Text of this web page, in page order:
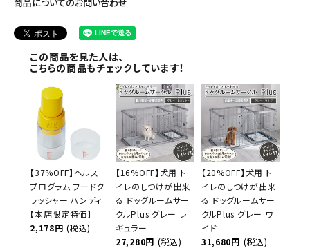
この商品を見た人は、
こちらの商品もチェックしています！
【37%OFF】ヘルス
プログラム フードク
ラッシャー ハンディ
【本店限定特価】
2,178円 (税込)
【16%OFF】犬用 ト
イレのしつけが出来
る ドッグルームサー
クルPlus グレー レ
ギュラー
27,280円 (税込)
【20%OFF】犬用 ト
イレのしつけが出来
る ドッグルームサー
クルPlus グレー ワ
イド
31,680円 (税込)